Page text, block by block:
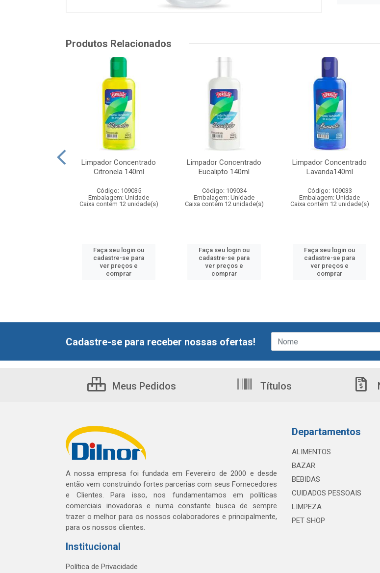
Produtos Relacionados
Limpador Concentrado
Citronela 140ml
Código: 109035
Embalagem: Unidade
Caixa contém 12 unidade(s)
Faça seu login ou
cadastre-se para
ver preços e
comprar
Limpador Concentrado
Eucalipto 140ml
Código: 109034
Embalagem: Unidade
Caixa contém 12 unidade(s)
Faça seu login ou
cadastre-se para
ver preços e
comprar
Limpador Concentrado
Lavanda140ml
Código: 109033
Embalagem: Unidade
Caixa contém 12 unidade(s)
Faça seu login ou
cadastre-se para
ver preços e
comprar
Cadastre-se para receber nossas ofertas!
Meus Pedidos Títulos
A nossa empresa foi fundada em Fevereiro de 2000 e desde
então vem construindo fortes parcerias com seus Fornecedores
e Clientes. Para isso, nos fundamentamos em políticas
comerciais inovadoras e numa constante busca de sempre
trazer o melhor para os nossos colaboradores e principalmente,
para os nossos clientes.
Institucional
Política de Privacidade
Departamentos
ALIMENTOS
BAZAR
BEBIDAS
CUIDADOS PESSOAIS
LIMPEZA
PET SHOP